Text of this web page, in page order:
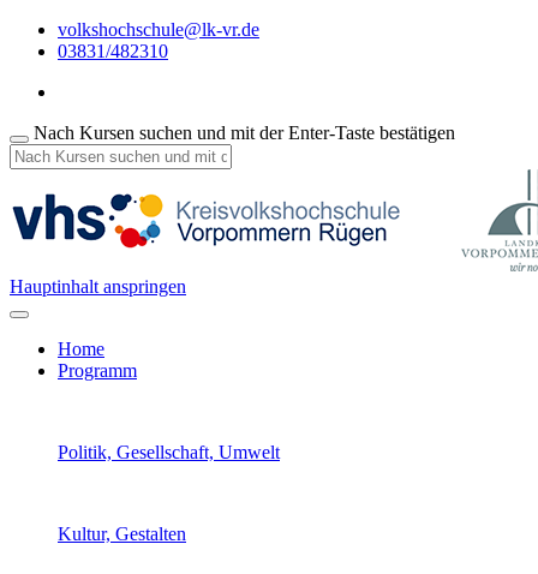
volkshochschule@lk-vr.de
03831/482310
Nach Kursen suchen und mit der Enter-Taste bestätigen
Hauptinhalt anspringen
Home
Programm
Politik, Gesellschaft, Umwelt
Kultur, Gestalten